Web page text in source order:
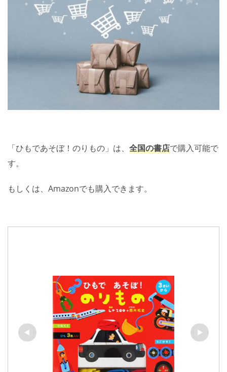
「ひもであそぼ！のりもの」は、 全国の書店で購入可能で
す。
もしくは、Amazonでも購入できます。